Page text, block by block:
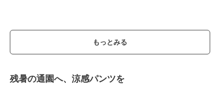
もっとみる
残暑の通園へ、涼感パンツを